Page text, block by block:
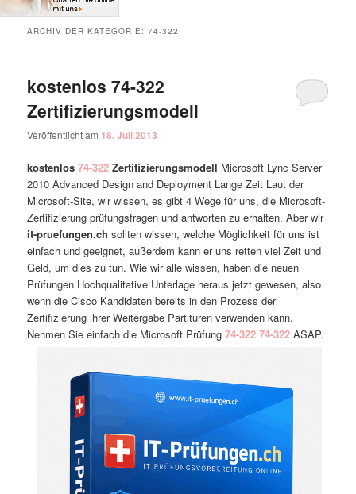
ARCHIV DER KATEGORIE:74-322
kostenlos 74-322
Zertifizierungsmodell
Veröffentlicht am 18. Juli 2013
kostenlos74-322 Zertifizierungsmodell Microsoft Lync Server
2010 Advanced Design and Deployment Lange Zeit Laut der
Microsoft-Site, wir wissen, es gibt 4 Wege für uns, die Microsoft-
Zertifizierung prüfungsfragen und antworten zu erhalten. Aber wir
it-pruefungen.ch sollten wissen, welche Möglichkeit für uns ist
einfach und geeignet, außerdem kann er uns retten viel Zeit und
Geld, um dies zu tun. Wie wir alle wissen, haben die neuen
Prüfungen Hochqualitative Unterlage heraus jetzt gewesen, also
wenn die Cisco Kandidaten bereits in den Prozess der
Zertifizierung ihrer Weitergabe Partituren verwenden kann.
Nehmen Sie einfach die Microsoft Prüfung74-322 74-322 ASAP.